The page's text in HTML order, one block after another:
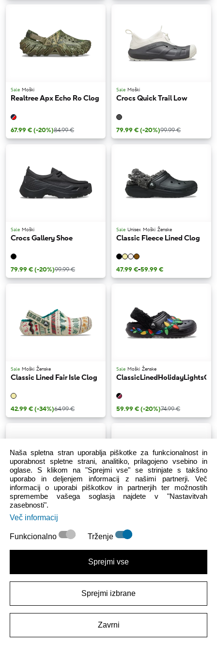
Sale Moški
Realtree Apx Echo Ro Clog
67.99 €(-20%)84.99 €
Sale Moški
Crocs Quick Trail Low
79.99 €(-20%)99.99 €
Sale Moški
Crocs Gallery Shoe
79.99 €(-20%)99.99 €
Sale Unisex Moški Ženske
Classic Fleece Lined Clog
47.99 €-59.99 €
Sale Moški Ženske
Classic Lined Fair Isle Clog
42.99 €(-34%)64.99 €
Sale Moški Ženske
59.99 €(-20%)74.99 €
Sale Moški
Crocs Trail Break 2
79.99 €(-20%)99.99 € 30.99 €(-48%)59.99 €
Naša spletna stran uporablja piškotke za funkcionalnost in
uporabnost spletne strani, analitiko, prilagojeno vsebino in
oglase. S klikom na "Sprejmi vse" se strinjate s takšno
uporabo in deljenjem informacij z našimi partnerji. Več
informacij o uporabi piškotkov in partnerjih ter možnostih
spremembe vašega soglasja najdete v "Nastavitvah
zasebnosti".
Več informacij
Funkcionalno Trženje
Sprejmi vse
Sprejmi izbrane
Zavrni